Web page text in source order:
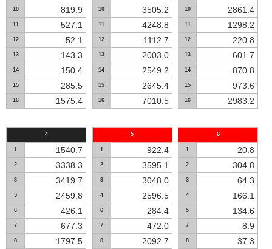
10 819.9
11 527.1
12 52.1
13 143.3
14 150.4
15 285.5
16 1575.4
10 3505.2
11 4248.8
12 1112.7
13 2003.0
14 2549.2
15 2645.4
16 7010.5
10 2861.4
11 1298.2
12 220.8
13 601.7
14 870.8
15 973.6
16 2983.2
4
1 1540.7
2 3338.3
3 3419.7
5 2459.8
6 426.1
7 677.3
8 1797.5
5
1 922.4
2 3595.1
3 3048.0
4 2596.5
6 284.4
7 472.0
8 2092.7
6
1 20.8
2 304.8
3 64.3
4 166.1
5 134.6
7 8.9
8 37.3